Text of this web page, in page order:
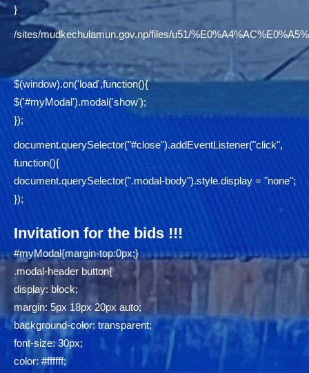
}
/sites/mudkechulamun.gov.np/files/u51/
$(window).on('load',function(){
$('#myModal').modal('show');
});
document.querySelector("#close").addEventListener("click",
function(){
document.querySelector(".modal-body").style.display = "none";
});
Invitation for the bids !!!
#myModal{margin-top:0px;}
.modal-header button{
display: block;
margin: 5px 18px 20px auto;
background-color: transparent;
font-size: 30px;
color: #ffffff;